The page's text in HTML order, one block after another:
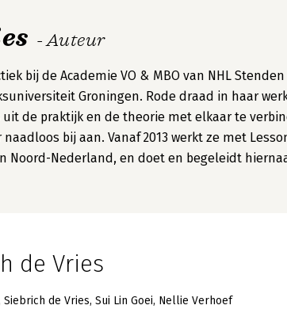
- Auteur
bij de Academie VO & MBO van NHL
Groningen. Rode draad in haar
de praktijk en de theorie met elkaar te
bij aan. Vanaf 2013 werkt ze met
Noord-Nederland, en doet en begeleidt
de Vries
Siebrich de Vries Sui Lin Goei Nellie Verhoef